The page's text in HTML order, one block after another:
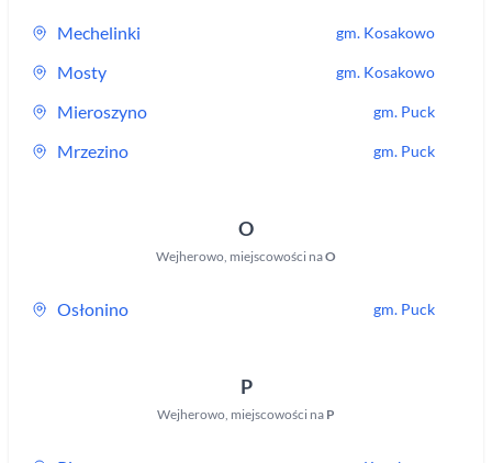
Mechelinki gm. Kosakowo
Mosty gm. Kosakowo
Mieroszyno gm. Puck
Mrzezino gm. Puck
O
Wejherowo, miejscowości naO
Osłonino gm. Puck
P
Wejherowo, miejscowości na P